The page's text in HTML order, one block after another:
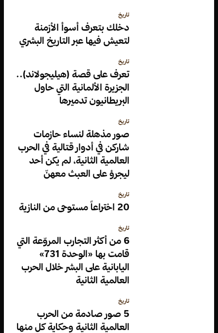
تاريخ
دخلك بتعرف أسوأ الأزمنة
لتعيش فيها عبر التاريخ البشري
تاريخ
تعرف على قصة (هيليجولاند)..
الجزيرة الألمانية التي حاول
البريطانيون تدميرها
تاريخ
صور مذهلة لنساء حازمات
شاركن في أدوار قتالية في الحرب
العالمية الثانية، لم يكن أحد
ليجرؤ على العبث معهنّ
تاريخ
20 اختراعاً مستوحى من النازية
تاريخ
6 من أكثر التجارب المروّعة التي
قامت بها «الوحدة 731»
اليابانية على البشر خلال الحرب
العالمية الثانية
تاريخ
5 صور صادمة من الحرب
العالمية الثانية وحكاية كل منها